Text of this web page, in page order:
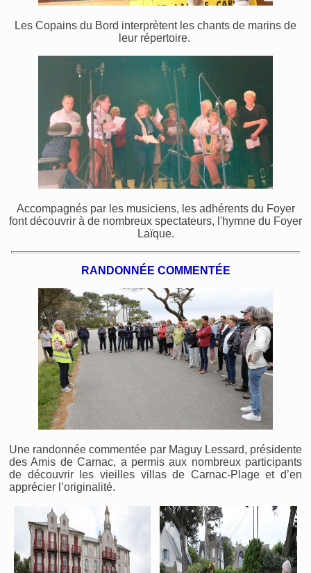
Les Copains du Bord interprètent les chants de marins de
leur répertoire.
Accompagnés par les musiciens, les adhérents du Foyer
font découvrir à de nombreux spectateurs, l'hymne du Foyer
Laïque.
RANDONNÉE COMMENTÉE
Une randonnée commentée par Maguy Lessard, présidente
des Amis de Carnac, a permis aux nombreux participants
de découvrir les vieilles villas de Carnac-Plage et d’en
apprécier l’originalité.